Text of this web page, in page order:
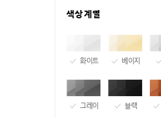
색상 계열
화이트 베이지
그레이 블랙